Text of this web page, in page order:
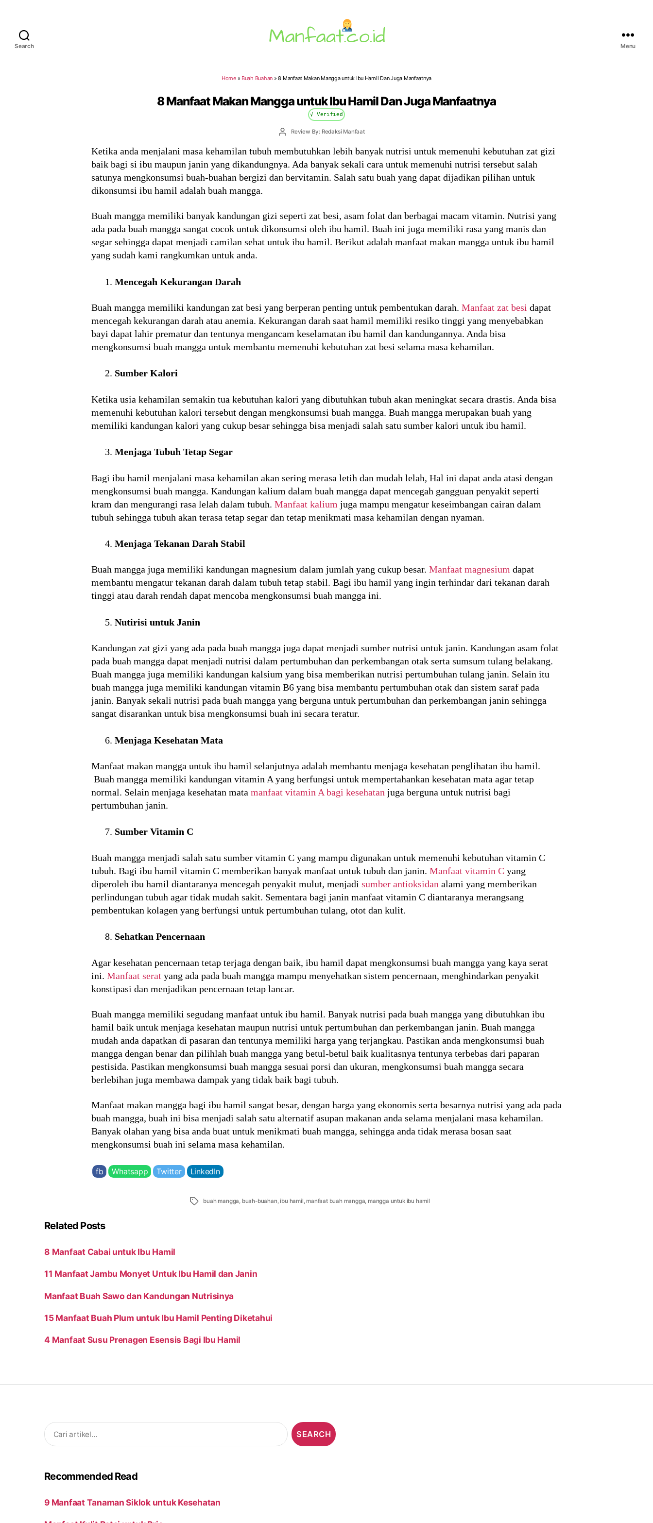
Search Menu
Home» Buah Buahan »8 Manfaat Makan Mangga untuk Ibu Hamil Dan Juga Manfaatnya
8 Manfaat Makan Mangga untuk Ibu Hamil Dan Juga Manfaatnya
√ Verified
PostReview By: Redaksi Manfaat
Ketika anda menjalani masa kehamilan tubuh membutuhkan lebih banyak nutrisi untuk memenuhi kebutuhan zat gizi
baik bagi si ibu maupun janin yang dikandungnya. Ada banyak sekali cara untuk memenuhi nutrisi tersebut salah
satunya mengkonsumsi buah-buahan bergizi dan bervitamin. Salah satu buah yang dapat dijadikan pilihan untuk
dikonsumsi ibu hamil adalah buah mangga.
Buah mangga memiliki banyak kandungan gizi seperti zat besi, asam folat dan berbagai macam vitamin. Nutrisi yang
ada pada buah mangga sangat cocok untuk dikonsumsi oleh ibu hamil. Buah ini juga memiliki rasa yang manis dan
segar sehingga dapat menjadi camilan sehat untuk ibu hamil. Berikut adalah manfaat makan mangga untuk ibu hamil
yang sudah kami rangkumkan untuk anda.
Mencegah Kekurangan Darah
Buah mangga memiliki kandungan zat besi yang berperan penting untuk pembentukan darah. Manfaat zat besi dapat
mencegah kekurangan darah atau anemia. Kekurangan darah saat hamil memiliki resiko tinggi yang menyebabkan
bayi dapat lahir prematur dan tentunya mengancam keselamatan ibu hamil dan kandungannya. Anda bisa
mengkonsumsi buah mangga untuk membantu memenuhi kebutuhan zat besi selama masa kehamilan.
Sumber Kalori
Ketika usia kehamilan semakin tua kebutuhan kalori yang dibutuhkan tubuh akan meningkat secara drastis. Anda bisa
memenuhi kebutuhan kalori tersebut dengan mengkonsumsi buah mangga. Buah mangga merupakan buah yang
memiliki kandungan kalori yang cukup besar sehingga bisa menjadi salah satu sumber kalori untuk ibu hamil.
Menjaga Tubuh Tetap Segar
Bagi ibu hamil menjalani masa kehamilan akan sering merasa letih dan mudah lelah, Hal ini dapat anda atasi dengan
mengkonsumsi buah mangga. Kandungan kalium dalam buah mangga dapat mencegah gangguan penyakit seperti
kram dan mengurangi rasa lelah dalam tubuh. Manfaat kalium juga mampu mengatur keseimbangan cairan dalam
tubuh sehingga tubuh akan terasa tetap segar dan tetap menikmati masa kehamilan dengan nyaman.
Menjaga Tekanan Darah Stabil
Buah mangga juga memiliki kandungan magnesium dalam jumlah yang cukup besar. Manfaat magnesium dapat
membantu mengatur tekanan darah dalam tubuh tetap stabil. Bagi ibu hamil yang ingin terhindar dari tekanan darah
tinggi atau darah rendah dapat mencoba mengkonsumsi buah mangga ini.
Nutirisi untuk Janin
Kandungan zat gizi yang ada pada buah mangga juga dapat menjadi sumber nutrisi untuk janin. Kandungan asam folat
pada buah mangga dapat menjadi nutrisi dalam pertumbuhan dan perkembangan otak serta sumsum tulang belakang.
Buah mangga juga memiliki kandungan kalsium yang bisa memberikan nutrisi pertumbuhan tulang janin. Selain itu
buah mangga juga memiliki kandungan vitamin B6 yang bisa membantu pertumbuhan otak dan sistem saraf pada
janin. Banyak sekali nutrisi pada buah mangga yang berguna untuk pertumbuhan dan perkembangan janin sehingga
sangat disarankan untuk bisa mengkonsumsi buah ini secara teratur.
Menjaga Kesehatan Mata
Manfaat makan mangga untuk ibu hamil selanjutnya adalah membantu menjaga kesehatan penglihatan ibu hamil.
Buah mangga memiliki kandungan vitamin A yang berfungsi untuk mempertahankan kesehatan mata agar tetap
normal. Selain menjaga kesehatan mata manfaat vitamin A bagi kesehatan juga berguna untuk nutrisi bagi
pertumbuhan janin.
Sumber Vitamin C
Buah mangga menjadi salah satu sumber vitamin C yang mampu digunakan untuk memenuhi kebutuhan vitamin C
tubuh. Bagi ibu hamil vitamin C memberikan banyak manfaat untuk tubuh dan janin. Manfaat vitamin C yang
diperoleh ibu hamil diantaranya mencegah penyakit mulut, menjadi sumber antioksidan alami yang memberikan
perlindungan tubuh agar tidak mudah sakit. Sementara bagi janin manfaat vitamin C diantaranya merangsang
pembentukan kolagen yang berfungsi untuk pertumbuhan tulang, otot dan kulit.
Sehatkan Pencernaan
Agar kesehatan pencernaan tetap terjaga dengan baik, ibu hamil dapat mengkonsumsi buah mangga yang kaya serat
ini. Manfaat serat yang ada pada buah mangga mampu menyehatkan sistem pencernaan, menghindarkan penyakit
konstipasi dan menjadikan pencernaan tetap lancar.
Buah mangga memiliki segudang manfaat untuk ibu hamil. Banyak nutrisi pada buah mangga yang dibutuhkan ibu
hamil baik untuk menjaga kesehatan maupun nutrisi untuk pertumbuhan dan perkembangan janin. Buah mangga
mudah anda dapatkan di pasaran dan tentunya memiliki harga yang terjangkau. Pastikan anda mengkonsumsi buah
mangga dengan benar dan pilihlah buah mangga yang betul-betul baik kualitasnya tentunya terbebas dari paparan
pestisida. Pastikan mengkonsumsi buah mangga sesuai porsi dan ukuran, mengkonsumsi buah mangga secara
berlebihan juga membawa dampak yang tidak baik bagi tubuh.
Manfaat makan mangga bagi ibu hamil sangat besar, dengan harga yang ekonomis serta besarnya nutrisi yang ada pada
buah mangga, buah ini bisa menjadi salah satu alternatif asupan makanan anda selama menjalani masa kehamilan.
Banyak olahan yang bisa anda buat untuk menikmati buah mangga, sehingga anda tidak merasa bosan saat
mengkonsumsi buah ini selama masa kehamilan.
fb Whatsapp Twitter LinkedIn
Tags buah mangga buah-buahan ,ibu hamil ,manfaat buah mangga ,mangga untuk ibu hamil
Related Posts
8 Manfaat Cabai untuk Ibu Hamil
11 Manfaat Jambu Monyet Untuk Ibu Hamil dan Janin
Manfaat Buah Sawo dan Kandungan Nutrisinya
15 Manfaat Buah Plum untuk Ibu Hamil Penting Diketahui
4 Manfaat Susu Prenagen Esensis Bagi Ibu Hamil
Search
for:
Recommended Read
9 Manfaat Tanaman Siklok untuk Kesehatan